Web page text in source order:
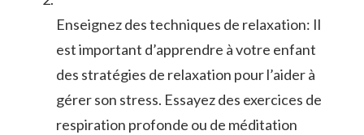
Enseignez ⁣des techniques de relaxation: Il⁣
est important ‍d’apprendre à votre enfant
‌des stratégies de relaxation pour l’aider à
gérer son stress. Essayez des exercices de
respiration ‍profonde ou de méditation